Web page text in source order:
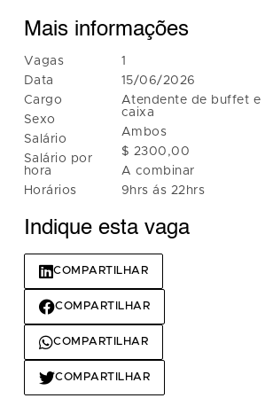
Mais informações
Vagas
Data
Cargo
Sexo
Salário
Salário por
hora
Horários
1
15/06/2026
Atendente de buffet e
caixa
Ambos
$ 2300,00
A combinar
9hrs ás 22hrs
Indique esta vaga
COMPARTILHAR
COMPARTILHAR
COMPARTILHAR
COMPARTILHAR